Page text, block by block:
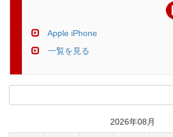
Apple iPhone
一覧を見る
2026年08月